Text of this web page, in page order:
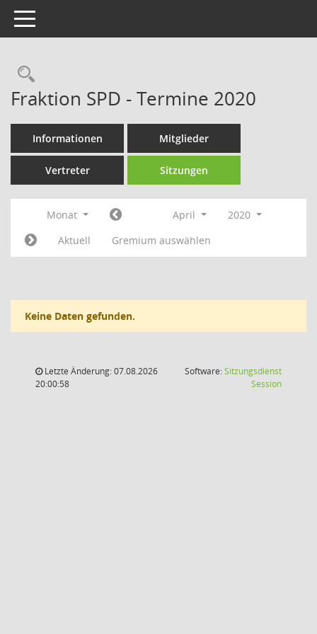
Toggle navigation
Rechercheauswahl
Fraktion SPD - Termine 2020
Informationen Mitglieder
Vertreter Sitzungen
Monat April
2020
Aktuell
Gremium auswählen
Keine Daten gefunden.
Letzte Änderung: 07.08.2026
20:00:58
Software:Sitzungsdienst
Session(Wird in